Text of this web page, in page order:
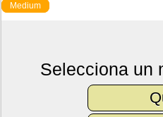
Medium
Selecciona un